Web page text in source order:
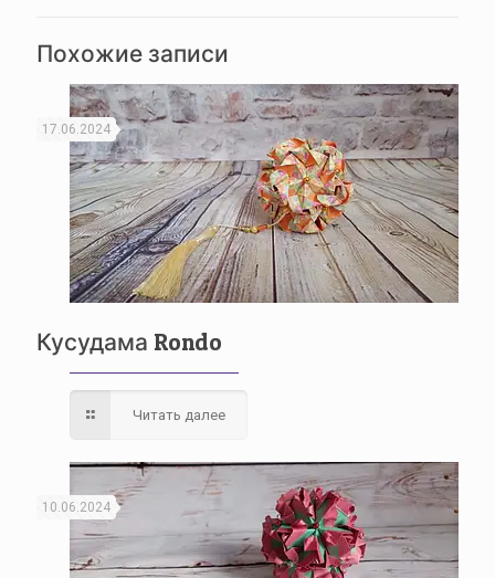
Похожие записи
17.06.2024
Кусудама Rondo
Читать далее
10.06.2024